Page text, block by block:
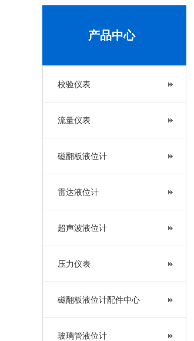
产品中心
校验仪表
流量仪表
磁翻板液位计
雷达液位计
超声波液位计
压力仪表
磁翻板液位计配件中心
玻璃管液位计